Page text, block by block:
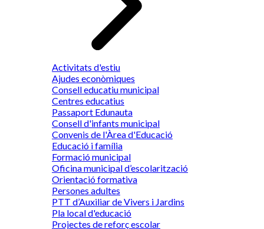
Activitats d'estiu
Ajudes econòmiques
Consell educatiu municipal
Centres educatius
Passaport Edunauta
Consell d'infants municipal
Convenis de l'Àrea d'Educació
Educació i família
Formació municipal
Oficina municipal d’escolarització
Orientació formativa
Persones adultes
PTT d’Auxiliar de Vivers i Jardins
Pla local d'educació
Projectes de reforç escolar